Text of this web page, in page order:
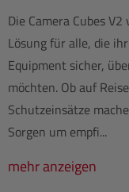
Die Camera Cubes
Lösung für alle, die
Equipment sicher,
möchten. Ob auf
Schutzeinsätze
Sorgen um empfi...
mehr anzeigen